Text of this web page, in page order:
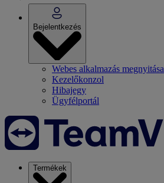
Bejelentkezés
Webes alkalmazás megnyitása
Kezelőkonzol
Hibajegy
Ügyfélportál
Termékek